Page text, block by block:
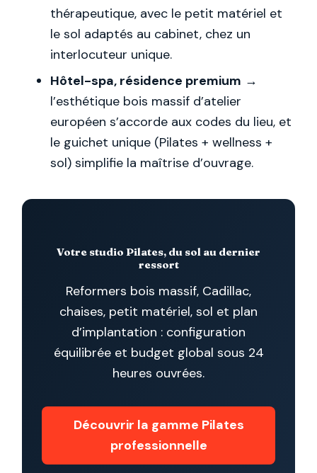
thérapeutique, avec le petit matériel et
le sol adaptés au cabinet, chez un
interlocuteur unique.
Hôtel-spa, résidence premium →
l’esthétique bois massif d’atelier
européen s’accorde aux codes du lieu, et
le guichet unique (Pilates + wellness +
sol) simplifie la maîtrise d’ouvrage.
Votre studio Pilates, du sol au dernier
ressort
Reformers bois massif, Cadillac,
chaises, petit matériel, sol et plan
d’implantation : configuration
équilibrée et budget global sous 24
heures ouvrées.
Découvrir la gamme Pilates
professionnelle